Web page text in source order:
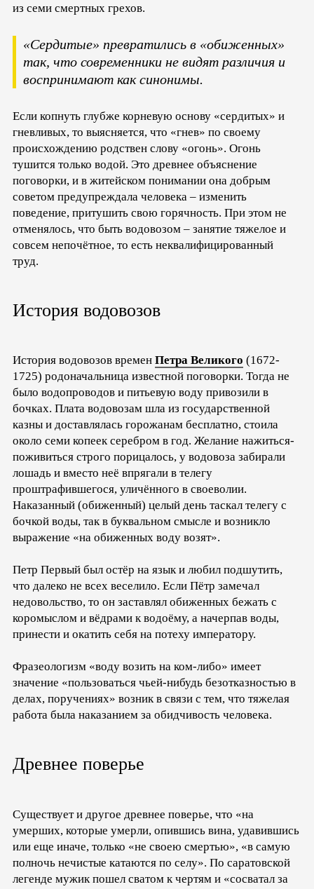
из семи смертных грехов.
«Сердитые» превратились в «обиженных»
так, что современники не видят различия и
воспринимают как синонимы.
Если копнуть глубже корневую основу «сердитых» и
гневливых, то выясняется, что «гнев» по своему
происхождению родствен слову «огонь». Огонь
тушится только водой. Это древнее объяснение
поговорки, и в житейском понимании она добрым
советом предупреждала человека – изменить
поведение, притушить свою горячность. При этом не
отменялось, что быть водовозом – занятие тяжелое и
совсем непочётное, то есть неквалифицированный
труд.
История водовозов
История водовозов времен Петра Великого (1672-
1725) родоначальница известной поговорки. Тогда не
было водопроводов и питьевую воду привозили в
бочках. Плата водовозам шла из государственной
казны и доставлялась горожанам бесплатно, стоила
около семи копеек серебром в год. Желание нажиться-
поживиться строго порицалось, у водовоза забирали
лошадь и вместо неё впрягали в телегу
проштрафившегося, уличённого в своеволии.
Наказанный (обиженный) целый день таскал телегу с
бочкой воды, так в буквальном смысле и возникло
выражение «на обиженных воду возят».
Петр Первый был остёр на язык и любил подшутить,
что далеко не всех веселило. Если Пётр замечал
недовольство, то он заставлял обиженных бежать с
коромыслом и вёдрами к водоёму, а начерпав воды,
принести и окатить себя на потеху императору.
Фразеологизм «воду возить на ком-либо» имеет
значение «пользоваться чьей-нибудь безотказностью в
делах, поручениях» возник в связи с тем, что тяжелая
работа была наказанием за обидчивость человека.
Древнее поверье
Существует и другое древнее поверье, что «на
умерших, которые умерли, опившись вина, удавившись
или еще иначе, только «не своею смертью», «в самую
полночь нечистые катаются по селу». По саратовской
легенде мужик пошел сватом к чертям и «сосватал за